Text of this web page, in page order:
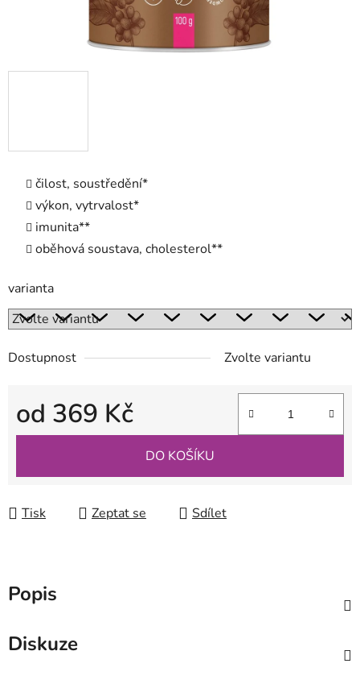
čilost, soustředění*
výkon, vytrvalost*
imunita**
oběhová soustava, cholesterol**
varianta
Dostupnost Zvolte variantu
od 369 Kč
Měrná cena:
DO KOŠÍKU
Tisk Zeptat se Sdílet
Popis
Diskuze